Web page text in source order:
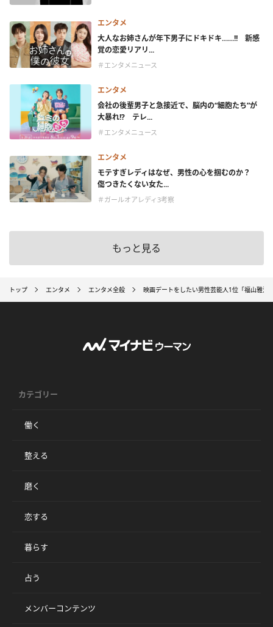
エンタメ
大人なお姉さんが年下男子にドキドキ……!! 新感
覚の恋愛リアリ...
＃エンタメニュース
エンタメ
会社の後輩男子と急接近で、脳内の“細胞たち”が
大暴れ!? テレ...
＃エンタメニュース
エンタメ
モテすぎレディはなぜ、男性の心を掴むのか？
傷つきたくない女た...
＃ガールオアレディ3考察
もっと見る
トップ エンタメ エンタメ全般 映画デートをしたい男性芸能人1位「福山雅治
カテゴリー
働く
整える
磨く
恋する
暮らす
占う
メンバーコンテンツ